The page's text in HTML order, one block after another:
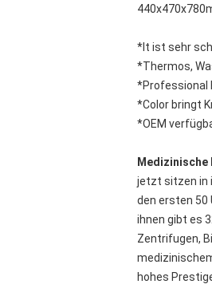
*It ist sehr
*Thermos,
*Professional
*Color bringt
*OEM
Medizinische
jetzt sitzen in
den ersten 50
ihnen gibt es
Zentrifugen,
hohes